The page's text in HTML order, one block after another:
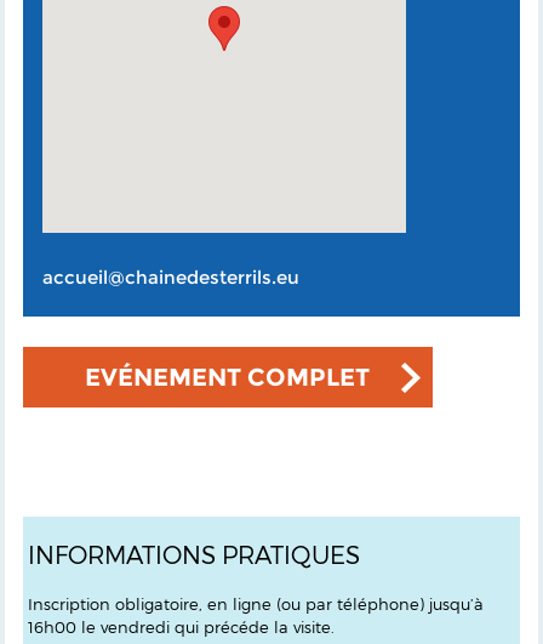
accueil@chainedesterrils.eu
EVÉNEMENT COMPLET
INFORMATIONS PRATIQUES
Inscription obligatoire, en ligne (ou par téléphone) jusqu’à
16h00 le vendredi qui précéde la visite.